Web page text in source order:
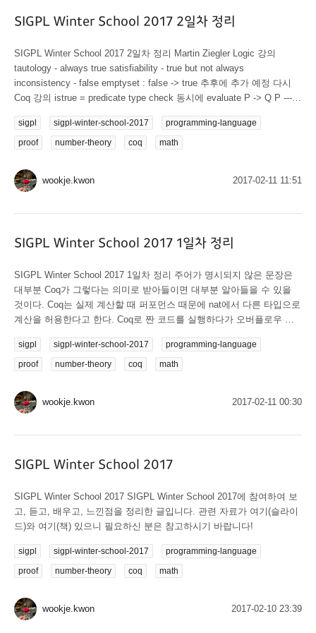
SIGPL Winter School 2017 2일차 정리
SIGPL Winter School 2017 2일차 정리 Martin Ziegler Logic 강의
tautology - always true satisfiability - true but not always
inconsistency - false emptyset : false -> true 추후에 추가 예정 다시
Coq 강의 istrue = predicate type check 동시에 evaluate P -> Q P ------
1+(n:nat)->false 는 가능 evaluation은 증명을 단순화 시키는 것,
simplify type checking 할 때 evaluation 해도 안전함 eval termination...
sigpl sigpl-winter-school-2017
programming-language
proof
number-theory coq math
wookje.kwon 2017-02-11 11:51
SIGPL Winter School 2017 1일차 정리
SIGPL Winter School 2017 1일차 정리 주어가 명시되지 않은 문장은
대부분 Coq가 그렇다는 의미로 받아들이면 대부분 알아들을 수 있을
것이다. Coq는 실제 계산할 때 퍼포먼스 때문에 nat에서 다른 타입으로
계산을 허용한다고 한다. Coq로 짠 코드를 실행하다가 오버플로우 등
하는 데에 목적을 두기 때문에 Coq에 대해 문제를 제기할 필요는 없다.
문제 없이 Type Check를 통과하면 안전하다고 보장된다. 이의를 제기
sigpl sigpl-winter-school-2017
programming-language
proof
number-theory coq math
wookje.kwon 2017-02-11 00:30
SIGPL Winter School 2017
SIGPL Winter School 2017 SIGPL Winter School 2017에 참여하여 보
고, 듣고, 배우고, 느낀점을 정리한 글입니다. 관련 자료가 여기(슬라이
드)와 여기(책) 있으니 필요하신 분은 참고하시기 바랍니다!
sigpl sigpl-winter-school-2017
programming-language
proof
number-theory coq math
wookje.kwon 2017-02-10 23:39